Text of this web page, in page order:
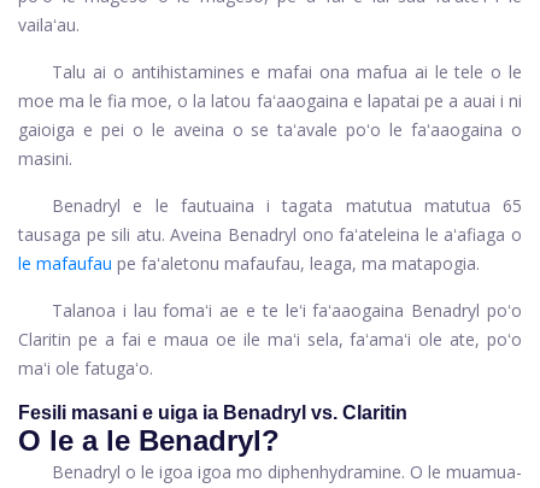
vailaʻau.
Talu ai o antihistamines e mafai ona mafua ai le tele o le
moe ma le fia moe, o la latou faʻaaogaina e lapatai pe a auai i ni
gaioiga e pei o le aveina o se taʻavale poʻo le faʻaaogaina o
masini.
Benadryl e le fautuaina i tagata matutua matutua 65
tausaga pe sili atu. Aveina Benadryl ono faʻateleina le aʻafiaga o
le mafaufau pe faʻaletonu mafaufau, leaga, ma matapogia.
Talanoa i lau fomaʻi ae e te leʻi faʻaaogaina Benadryl poʻo
Claritin pe a fai e maua oe ile maʻi sela, faʻamaʻi ole ate, poʻo
maʻi ole fatugaʻo.
Fesili masani e uiga ia Benadryl vs. Claritin
O le a le Benadryl?
Benadryl o le igoa igoa mo diphenhydramine. O le muamua-